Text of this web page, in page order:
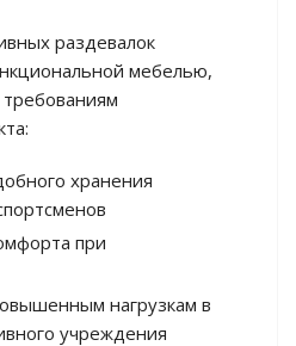
раздевалок
мебелью,
хранения
при
нагрузкам в
учреждения